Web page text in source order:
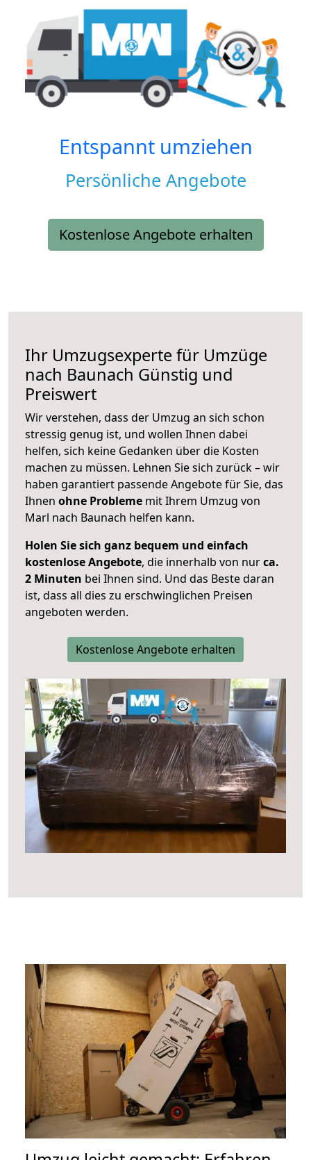
Entspannt umziehen
Persönliche Angebote
Kostenlose Angebote erhalten
Ihr Umzugsexperte für Umzüge
nach Baunach Günstig und
Preiswert
Wir verstehen, dass der Umzug an sich schon
stressig genug ist, und wollen Ihnen dabei
helfen, sich keine Gedanken über die Kosten
machen zu müssen. Lehnen Sie sich zurück – wir
haben garantiert passende Angebote für Sie, das
Ihnen ohne Probleme mit Ihrem Umzug von
Marl nach Baunach helfen kann.
Holen Sie sich ganz bequem und einfach
kostenlose Angebote, die innerhalb von nurca.
2 Minuten bei Ihnen sind. Und das Beste daran
ist, dass all dies zu erschwinglichen Preisen
angeboten werden.
Kostenlose Angebote erhalten